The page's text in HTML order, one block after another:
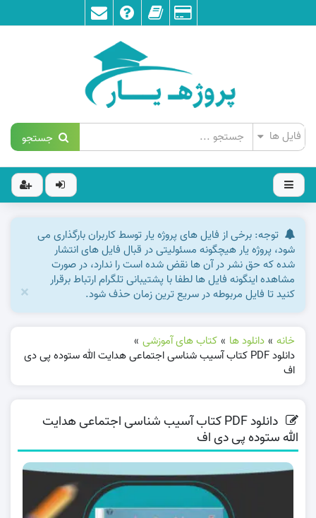
جستجو
توجه: برخی از فایل های پروژه یار توسط کاربران بارگذاری می
شود، پروژه یار هیچگونه مسئولیتی در قبال فایل های انتشار
شده که حق نشر در آن ها نقض شده است را ندارد، در صورت
مشاهده اینگونه فایل ها لطفا با پشتیبانی تلگرام ارتباط برقرار
کنید تا فایل مربوطه در سریع ترین زمان حذف شود.
×
خانه » دانلود ها » کتاب های آموزشی »
دانلود PDF کتاب آسیب شناسی اجتماعی هدایت الله ستوده پی دی
اف
دانلود PDF کتاب آسیب شناسی اجتماعی هدایت
الله ستوده پی دی اف